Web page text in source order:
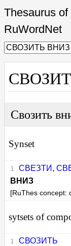
Thesaurus
RuWordNet
Свозить
Synset
СВЕЗТИ ,
ВНИЗ
[RuThes concept:
sytsets of
СВОЗИТЬ